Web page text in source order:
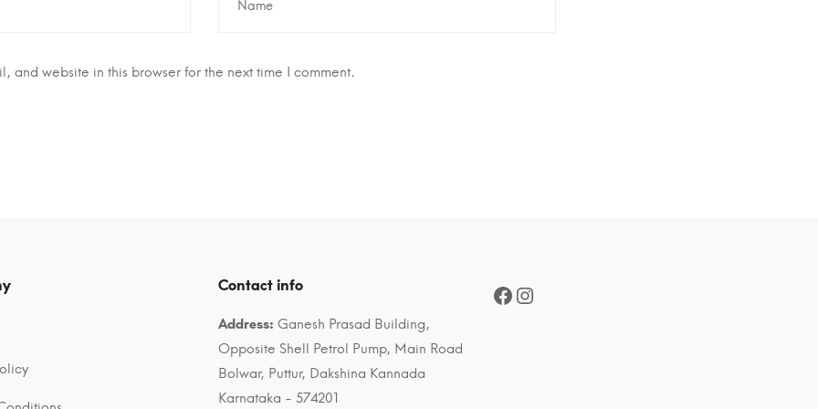
and website in this browser for the next time I comment.
Contact info
Address: Ganesh Prasad Building,
Opposite Shell Petrol Pump, Main Road
Bolwar, Puttur, Dakshina Kannada
Karnataka - 574201
Facebook
Instagram